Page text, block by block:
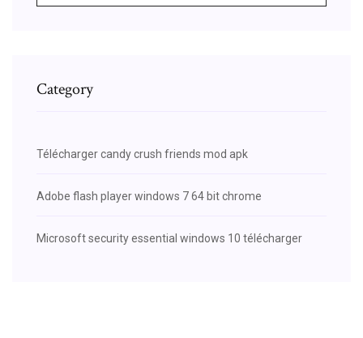
Category
Télécharger candy crush friends mod apk
Adobe flash player windows 7 64 bit chrome
Microsoft security essential windows 10 télécharger